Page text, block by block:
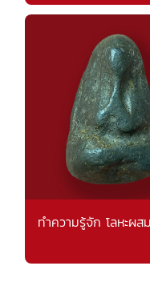
ทำความรู้จัก โลหะผส